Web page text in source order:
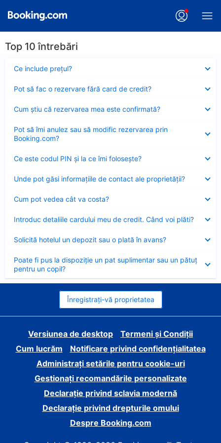
Top 10 întrebări
Ce include preţul?
închis
Pot să fac o rezervare fără card de credit?
închis
Cum ştiu că rezervarea mea este confirmată?
închis
Pot să îmi anulez sau să modific rezervarea prin
Booking.com?
închis
Ce este codul PIN şi la ce îmi foloseşte?
închis
Unde pot găsi informațiile de contact ale proprietății?
închis
Cum pot vedea cât va costa?
închis
Introduc detaliile cardului meu de credit. Când voi plăti?
închis
Solicită hotelul un depozit sau o plată în avans?
închis
Poate fi pus la dispoziție un pat suplimentar sau un pătuț
pentru un copil?
închis
Înregistrați-vă proprietatea
Versiunea de desktop
Termeni și Condiții
Cum lucrăm
Notificare privind confidențialitatea
Administrați setările pentru cookie-uri
Gestionați recomandările personalizate
Declarație privind sclavia modernă
Declarație privind drepturile omului
Despre Booking.com